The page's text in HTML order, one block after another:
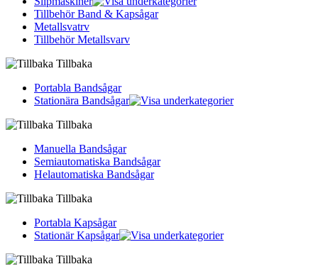
Tillbehör Band & Kapsågar
Metallsvatrv
Tillbehör Metallsvarv
Tillbaka
Portabla Bandsågar
Stationära Bandsågar
Tillbaka
Manuella Bandsågar
Semiautomatiska Bandsågar
Helautomatiska Bandsågar
Tillbaka
Portabla Kapsågar
Stationär Kapsågar
Tillbaka